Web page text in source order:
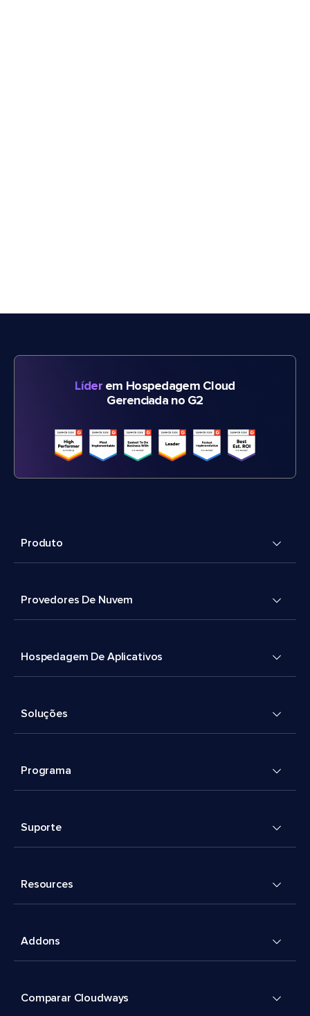
Líderem Hospedagem Cloud
Gerenciada no G2
Produto
Provedores De Nuvem
Hospedagem De Aplicativos
Soluções
Programa
Suporte
Resources
Addons
Comparar Cloudways